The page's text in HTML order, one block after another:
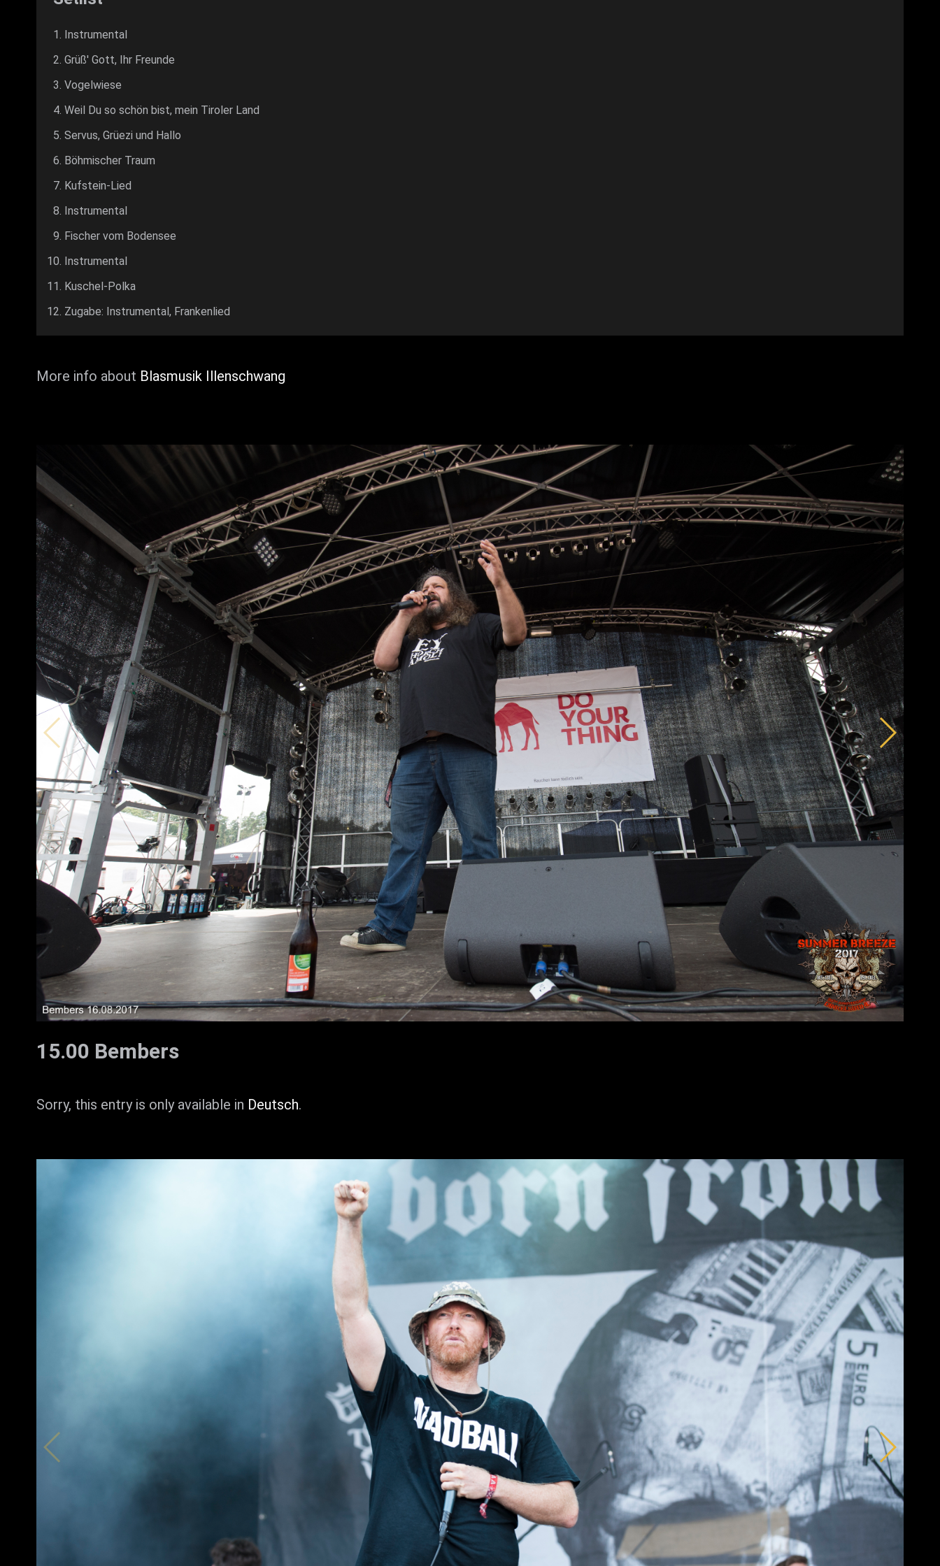
Instrumental
Grüß' Gott, Ihr Freunde
Vogelwiese
Weil Du so schön bist, mein Tiroler Land
Servus, Grüezi und Hallo
Böhmischer Traum
Kufstein-Lied
Instrumental
Fischer vom Bodensee
Instrumental
Kuschel-Polka
Zugabe: Instrumental, Frankenlied
More info about Blasmusik Illenschwang
15.00 Bembers
Sorry, this entry is only available in Deutsch.